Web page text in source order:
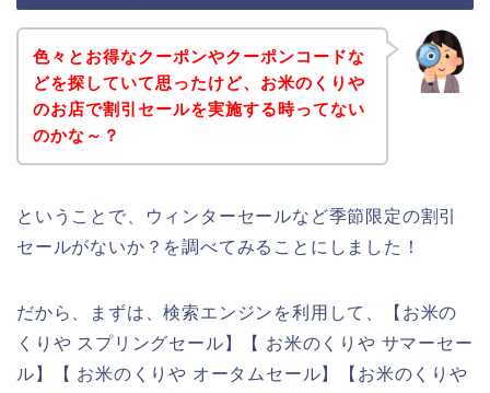
色々とお得なクーポンやクーポンコードな
どを探していて思ったけど、お米のくりや
のお店で割引セールを実施する時ってない
のかな～？
ということで、ウィンターセールなど季節限定の割引
セールがないか？を調べてみることにしました！
だから、まずは、検索エンジンを利用して、【お米の
くりや スプリングセール】【 お米のくりや サマーセー
ル】【 お米のくりや オータムセール】【お米のくりや